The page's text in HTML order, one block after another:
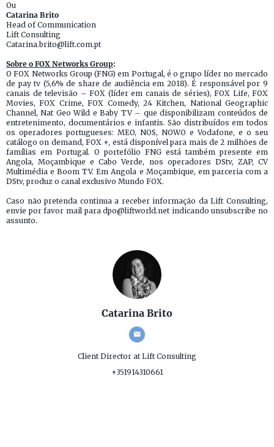
Ou
Catarina Brito
Head of Communication
Lift Consulting
Catarina.brito@lift.com.pt
Sobre o FOX Networks Group:
O FOX Networks Group (FNG) em Portugal, é o grupo líder no mercado
de pay tv (5,6% de share de audiência em 2018). É responsável por 9
canais de televisão – FOX (líder em canais de séries), FOX Life, FOX
Movies, FOX Crime, FOX Comedy, 24 Kitchen, National Geographic
Channel, Nat Geo Wild e Baby TV – que disponibilizam conteúdos de
entretenimento, documentários e infantis. São distribuídos em todos
os operadores portugueses: MEO, NOS, NOWO e Vodafone, e o seu
catálogo on demand, FOX +, está disponível para mais de 2 milhões de
famílias em Portugal. O portefólio FNG está também presente em
Angola, Moçambique e Cabo Verde, nos operadores DStv, ZAP, CV
Multimédia e Boom TV. Em Angola e Moçambique, em parceria com a
DStv, produz o canal exclusivo Mundo FOX.
Caso não pretenda continua a receber informação da Lift Consulting,
envie por favor mail para dpo@liftworld.net indicando unsubscribe no
assunto.
Catarina Brito
Client Director at Lift Consulting
+351914310661